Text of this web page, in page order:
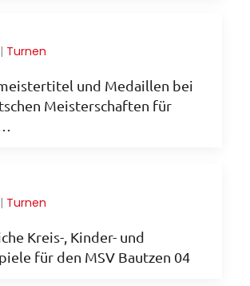
| Turnen
und Medaillen bei
Meisterschaften für
| Turnen
Kreis-, Kinder- und
für den MSV Bautzen 04